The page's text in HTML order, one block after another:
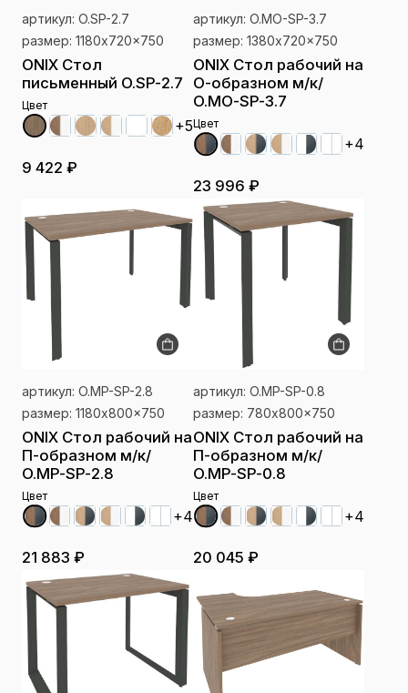
артикул: O.SP-2.7
размер: 1180x720x750
ONIX Стол
письменный O.SP-2.7
Цвет
+5
9 422 ₽
артикул: O.MO-SP-3.7
размер: 1380x720x750
ONIX Стол рабочий на
О-образном м/к/
O.MO-SP-3.7
Цвет
+4
23 996 ₽
артикул: O.MP-SP-2.8
размер: 1180x800x750
ONIX Стол рабочий на
П-образном м/к/
O.MP-SP-2.8
Цвет
+4
21 883 ₽
артикул: O.MP-SP-0.8
размер: 780x800x750
ONIX Стол рабочий на
П-образном м/к/
O.MP-SP-0.8
Цвет
+4
20 045 ₽